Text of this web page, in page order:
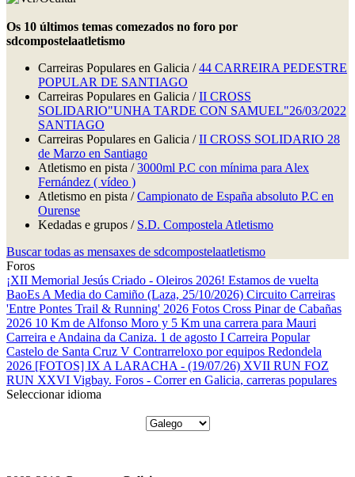
Os 10 últimos temas comezados no foro por
sdcompostelaatletismo
Carreiras Populares en Galicia /44 CARREIRA PEDESTRE
POPULAR DE SANTIAGO
Carreiras Populares en Galicia /II CROSS
SOLIDARIO"UNHA TARDE CON SAMUEL"26/03/2022
SANTIAGO
Carreiras Populares en Galicia /II CROSS SOLIDARIO 28
de Marzo en Santiago
Atletismo en pista /3000ml P.C con mínima para Alex
Fernández ( vídeo )
Atletismo en pista /Campionato de España absoluto P.C en
Ourense
Kedadas e grupos / S.D. Compostela Atletismo
Buscar todas as mensaxes de sdcompostelaatletismo
Foros
¡XII Memorial Jesús Criado - Oleiros 2026! Estamos de vuelta
BaoEs A Media do Camiño (Laza, 25/10/2026) Circuito Carreiras
'Entre Pontes Trail & Running' 2026 Fotos Cross Pinar de Cabañas
2026 10 Km de Alfonso Moro y 5 Km una carrera para Mauri
Carreira e Andaina da Caniza. 1 de agosto I Carreira Popular
Castelo de Santa Cruz V Contrarreloxo por equipos Redondela
2026 [FOTOS] IX A LARACHA - (19/07/26) XVII RUN FOZ
RUN XXVI Vigbay. Foros - Correr en Galicia, carreras populares
Seleccionar idioma